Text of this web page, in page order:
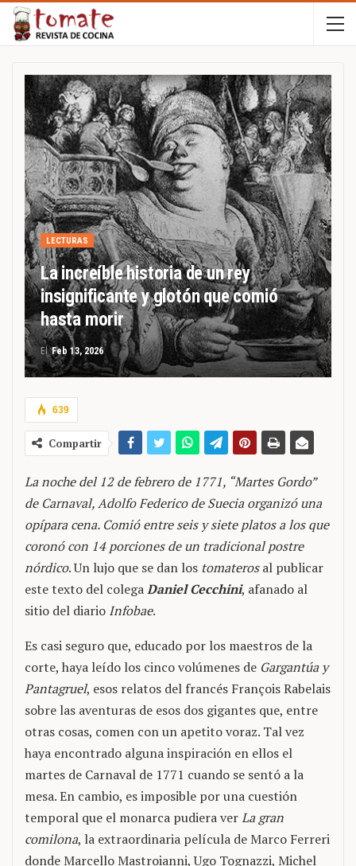
LECTURAS
La increíble historia de un rey
insignificante y glotón que comió
hasta morir
ElFeb 13, 2026
639
Compartir
La noche del 12 de febrero de 1771, “Martes Gordo”
de Carnaval, Adolfo Federico de Suecia organizó una
opípara cena. Comió entre seis y siete platos a los que
coronó con 14 porciones de un tradicional postre
nórdico. Un lujo que se dan los tomaterosal publicar
este texto del colegaDaniel Cecchini, afanado al
sitio del diario Infobae.
Es casi seguro que, educado por los maestros de la
corte, haya leído los cinco volúmenes de Gargantúa y
Pantagruel, esos relatos del francés François Rabelais
sobre las aventuras de esos dos gigantes que, entre
otras cosas, comen con un apetito voraz. Tal vez
haya encontrado alguna inspiración en ellos el
martes de Carnaval de 1771 cuando se sentó a la
mesa. En cambio, es imposible por una cuestión
temporal que el monarca pudiera verLa gran
comilona, la extraordinaria película de Marco Ferreri
donde Marcello Mastroianni, Ugo Tognazzi, Michel